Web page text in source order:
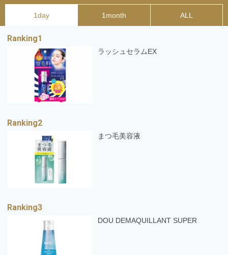
1day 1month ALL
ラッシュセラムEX
まつ毛美容液
DOU DEMAQUILLANT SUPER